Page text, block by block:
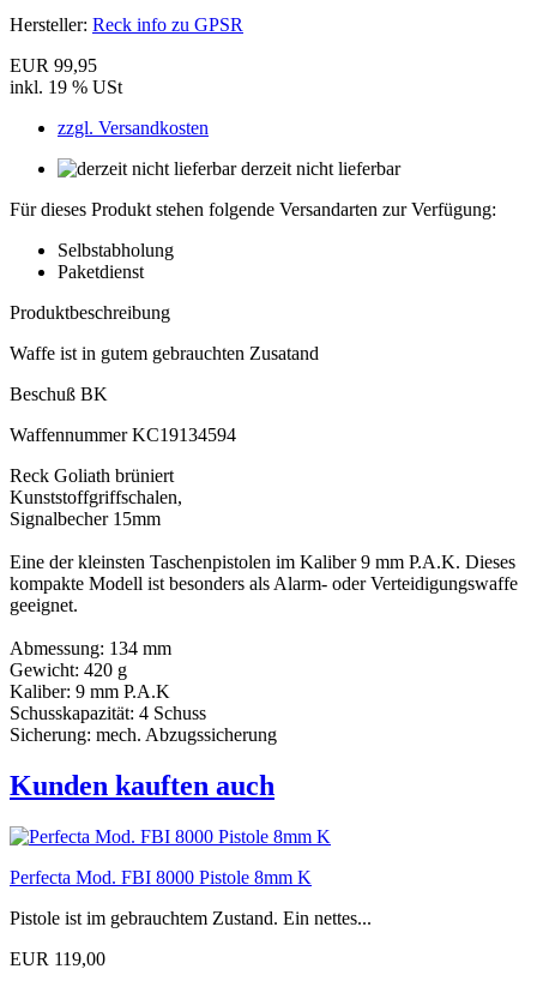
Hersteller: Reck info zu GPSR
EUR 99,95
inkl. 19 % USt
zzgl. Versandkosten
derzeit nicht lieferbar
Für dieses Produkt stehen folgende Versandarten zur Verfügung:
Selbstabholung
Paketdienst
Produktbeschreibung
Waffe ist in gutem gebrauchten Zusatand
Beschuß BK
Waffennummer KC19134594
Reck Goliath brüniert
Kunststoffgriffschalen,
Signalbecher 15mm
Eine der kleinsten Taschenpistolen im Kaliber 9 mm P.A.K. Dieses
kompakte Modell ist besonders als Alarm- oder Verteidigungswaffe
geeignet.
Abmessung: 134 mm
Gewicht: 420 g
Kaliber: 9 mm P.A.K
Schusskapazität: 4 Schuss
Sicherung: mech. Abzugssicherung
Kunden kauften auch
Perfecta Mod. FBI 8000 Pistole 8mm K
Pistole ist im gebrauchtem Zustand. Ein nettes...
EUR 119,00